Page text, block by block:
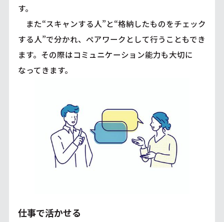
す。
また“スキャンする人”と“格納したものをチェック
する人”で分かれ、ペアワークとして行うこともでき
ます。その際はコミュニケーション能力も大切に
なってきます。
仕事で活かせる